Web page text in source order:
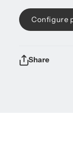
Configure
Share